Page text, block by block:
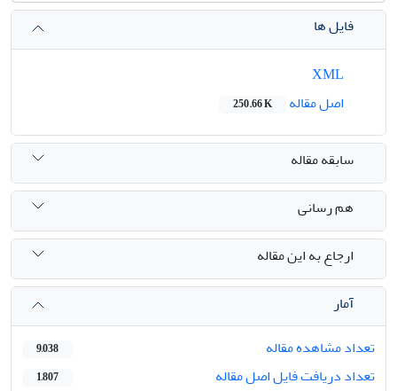
فایل ها
اصل مقاله
250.66 K
سابقه مقاله
هم رسانی
ارجاع به این مقاله
آمار
تعداد مشاهده مقاله
9,038
تعداد دریافت فایل اصل مقاله 1,807